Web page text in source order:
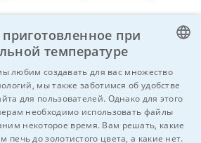
нибудь, кому это может
Hе стесняйтесь и
поделитесь!
CZECH
ENGLISH
GERMAN
RUSSIAN
приготовленное при
температуре
любим создавать для вас множество
мы также заботимся об удобстве
для пользователей. Однако для этого
необходимо использовать файлы
некоторое время. Вам решать, какие
печь до золотистого цвета, а какие нет.